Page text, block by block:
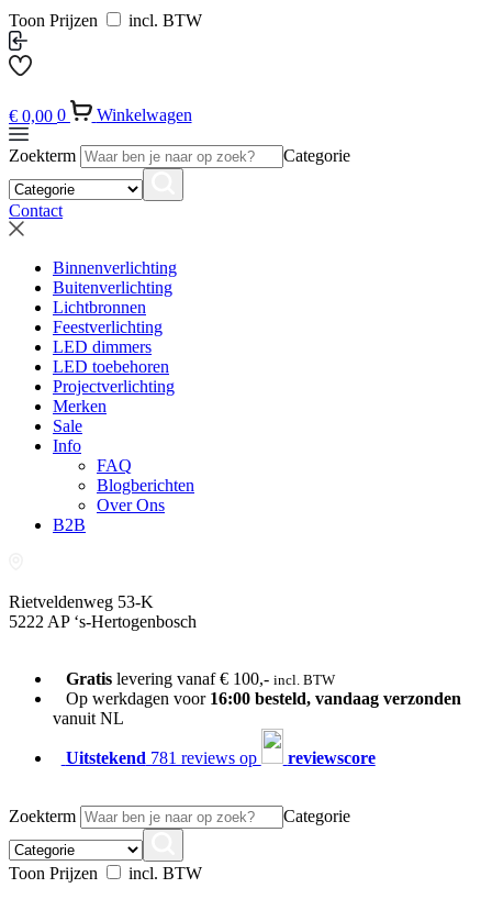
Toon Prijzen incl. BTW
€ 0,00 0 Winkelwagen
Zoekterm Categorie
Contact
Binnenverlichting
Buitenverlichting
Lichtbronnen
Feestverlichting
LED dimmers
LED toebehoren
Projectverlichting
Merken
Sale
Info
FAQ
Blogberichten
Over Ons
B2B
Rietveldenweg 53-K
5222 AP ‘s-Hertogenbosch
Gratislevering vanaf € 100,- incl. BTW
Op werkdagen voor 16:00 besteld, vandaag verzonden
vanuit NL
Uitstekend 781 reviews op reviewscore
Zoekterm Categorie
Toon Prijzen
incl. BTW